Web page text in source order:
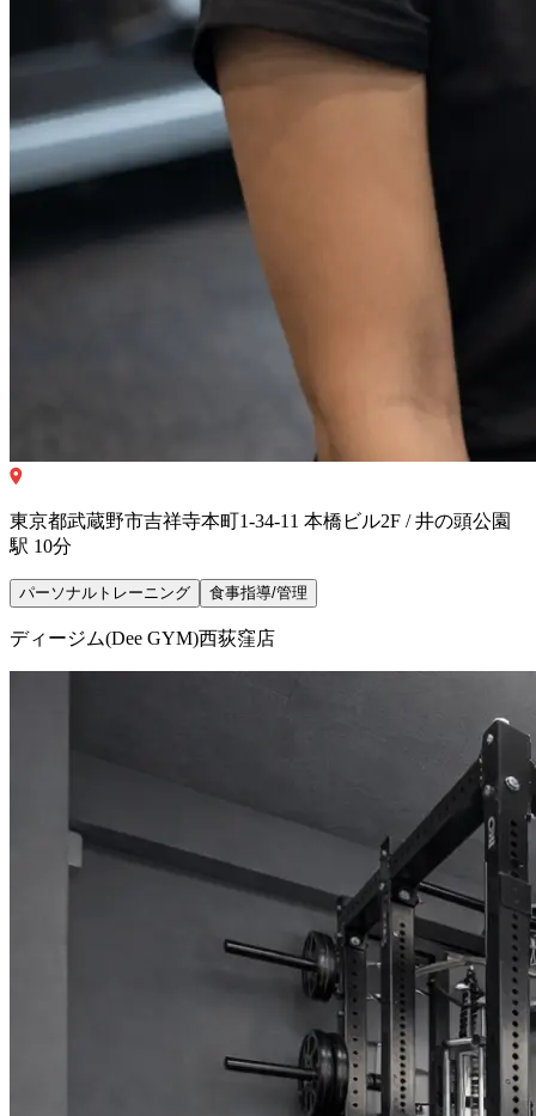
東京都武蔵野市吉祥寺本町1-34-11 本橋ビル2F / 井の頭公園
駅 10分
パーソナルトレーニング 食事指導/管理
ディージム(Dee GYM)西荻窪店